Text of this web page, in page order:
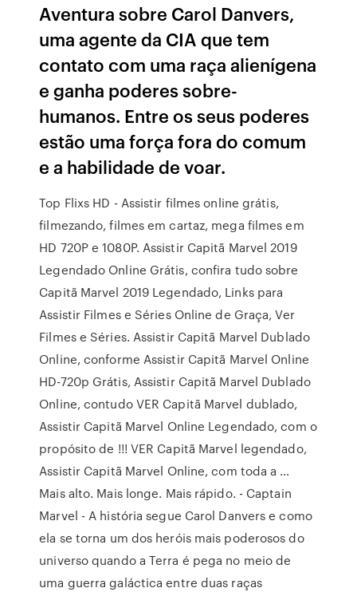
Aventura sobre Carol Danvers,
uma agente da CIA que tem
contato com uma raça alienígena
e ganha poderes sobre-
humanos. Entre os seus poderes
estão uma força fora do comum
e a habilidade de voar.
Top Flixs HD - Assistir filmes online grátis,
filmezando, filmes em cartaz, mega filmes em
HD 720P e 1080P. Assistir Capitã Marvel 2019
Legendado Online Grátis, confira tudo sobre
Capitã Marvel 2019 Legendado, Links para
Assistir Filmes e Séries Online de Graça, Ver
Filmes e Séries. Assistir Capitã Marvel Dublado
Online, conforme Assistir Capitã Marvel Online
HD-720p Grátis, Assistir Capitã Marvel Dublado
Online, contudo VER Capitã Marvel dublado,
Assistir Capitã Marvel Online Legendado, com o
propósito de !!! VER Capitã Marvel legendado,
Assistir Capitã Marvel Online, com toda a …
Mais alto. Mais longe. Mais rápido. - Captain
Marvel - A história segue Carol Danvers e como
ela se torna um dos heróis mais poderosos do
universo quando a Terra é pega no meio de
uma guerra galáctica entre duas raças